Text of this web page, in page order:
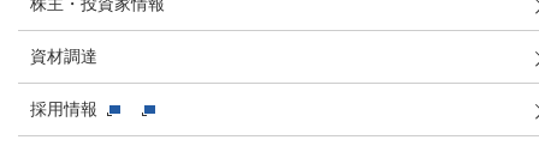
資材調達
採用情報